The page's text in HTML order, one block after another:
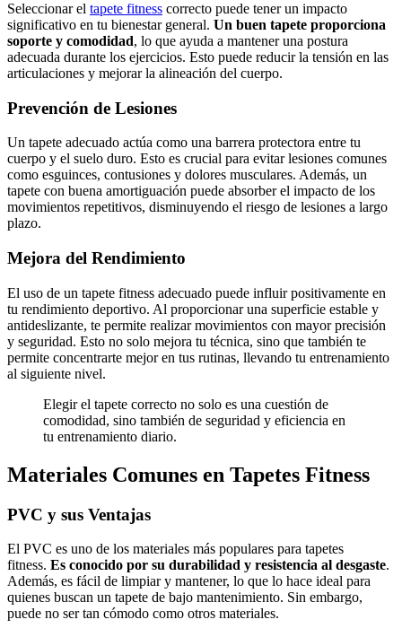
Seleccionar el tapete fitness correcto puede tener un impacto
significativo en tu bienestar general. Un buen tapete proporciona
soporte y comodidad, lo que ayuda a mantener una postura
adecuada durante los ejercicios. Esto puede reducir la tensión en las
articulaciones y mejorar la alineación del cuerpo.
Prevención de Lesiones
Un tapete adecuado actúa como una barrera protectora entre tu
cuerpo y el suelo duro. Esto es crucial para evitar lesiones comunes
como esguinces, contusiones y dolores musculares. Además, un
tapete con buena amortiguación puede absorber el impacto de los
movimientos repetitivos, disminuyendo el riesgo de lesiones a largo
plazo.
Mejora del Rendimiento
El uso de un tapete fitness adecuado puede influir positivamente en
tu rendimiento deportivo. Al proporcionar una superficie estable y
antideslizante, te permite realizar movimientos con mayor precisión
y seguridad. Esto no solo mejora tu técnica, sino que también te
permite concentrarte mejor en tus rutinas, llevando tu entrenamiento
al siguiente nivel.
Elegir el tapete correcto no solo es una cuestión de
comodidad, sino también de seguridad y eficiencia en
tu entrenamiento diario.
Materiales Comunes en Tapetes Fitness
PVC y sus Ventajas
El PVC es uno de los materiales más populares para tapetes
fitness. Es conocido por su durabilidad y resistencia al desgaste.
Además, es fácil de limpiar y mantener, lo que lo hace ideal para
quienes buscan un tapete de bajo mantenimiento. Sin embargo,
puede no ser tan cómodo como otros materiales.